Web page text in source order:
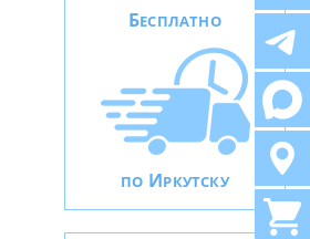
БЕСПЛАТНО
ПО ИРКУТСКУ